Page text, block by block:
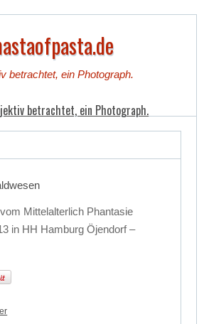
betrachtet, ein Photograph.
Mittelalterlich Phantasie
in HH Hamburg Öjendorf –